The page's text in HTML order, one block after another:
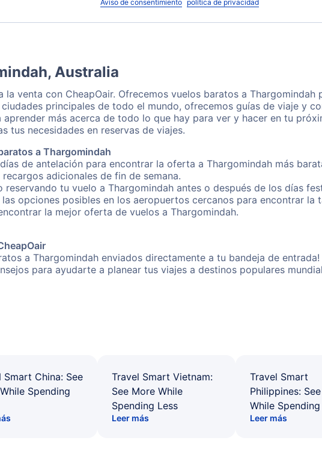
Aviso de consentimiento política de privacidad
Australia
la venta con CheapOair. Ofrecemos vuelos baratos a
principales de todo el mundo, ofrecemos guías de viaje y
más acerca de todo lo que hay para ver y hacer en tu
tus necesidades en reservas de viajes.
a Thargomindah
de antelación para encontrar la oferta a Thargomindah más
adicionales de fin de semana.
tu vuelo a Thargomindah antes o después de los días
opciones posibles en los aeropuertos cercanos para encontrar la
la mejor oferta de vuelos a Thargomindah.
a Thargomindah enviados directamente a tu bandeja de
para ayudarte a planear tus viajes a destinos populares
Smart China: See
Spending
Travel Smart Vietnam:
See More While
Spending Less
Leer más
Travel Smart
Philippines:
While
Leer más